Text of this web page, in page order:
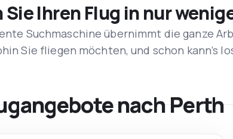
Sie Ihren Flug in nur
Suchmaschine übernimmt die ganze
Sie fliegen möchten, und schon kann’s
nach Perth